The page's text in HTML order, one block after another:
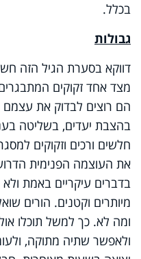
בכלל.
גבולות
דווקא בסערת הגיל הזה
מצד אחד זקוקים
הם רוצים לבדוק את
בהצבת יעדים, בשליטה
חלשים ורכים וזקוקים
את העוצמה הפנימית
בדברים עיקריים באמת ולא
מיותרים וקטנים. הורים
ומה לא. כך למשל תוכלו
ולאפשר שתיה מתוקה,